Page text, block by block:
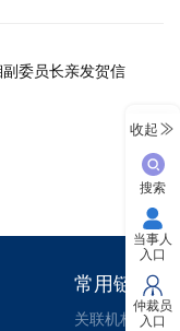
收起
搜索
当事人
入口
仲裁员
入口
委员长亲发贺信
常用链接
关联机构